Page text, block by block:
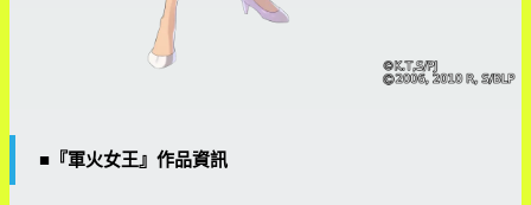
■『軍火女王』作品資訊